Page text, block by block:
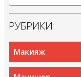
РУБРИКИ:
Макияж